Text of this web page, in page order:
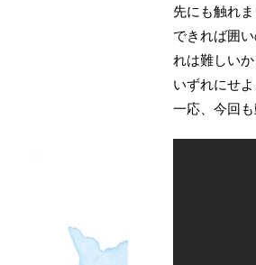
先にも触れ
できれば囲
れは難しいか
いずれにせ
一応、今回